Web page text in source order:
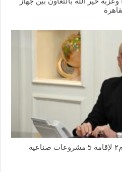
وزير الإسكان: تخصيص ٢١٠٤٥م٢ لإقامة 5 مشروعات صناعية